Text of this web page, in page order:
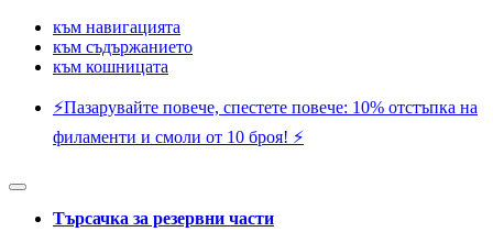
към навигацията
към съдържанието
към кошницата
⚡️Пазарувайте повече, спестете повече: 10% отстъпка на
филаменти и смоли от 10 броя! ⚡️
Търсачка за резервни части